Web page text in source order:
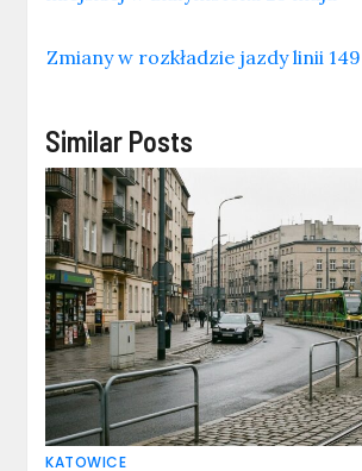
Zmiany w rozkładzie jazdy linii
Similar Posts
KATOWICE